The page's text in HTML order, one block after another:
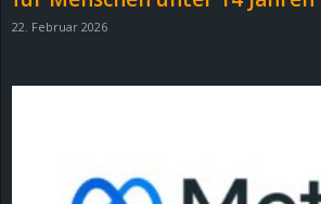
22. Februar 2026